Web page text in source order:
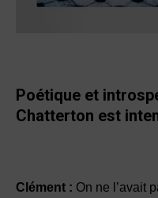
Poétique et
Chatterton est
Clément : On ne l’avait